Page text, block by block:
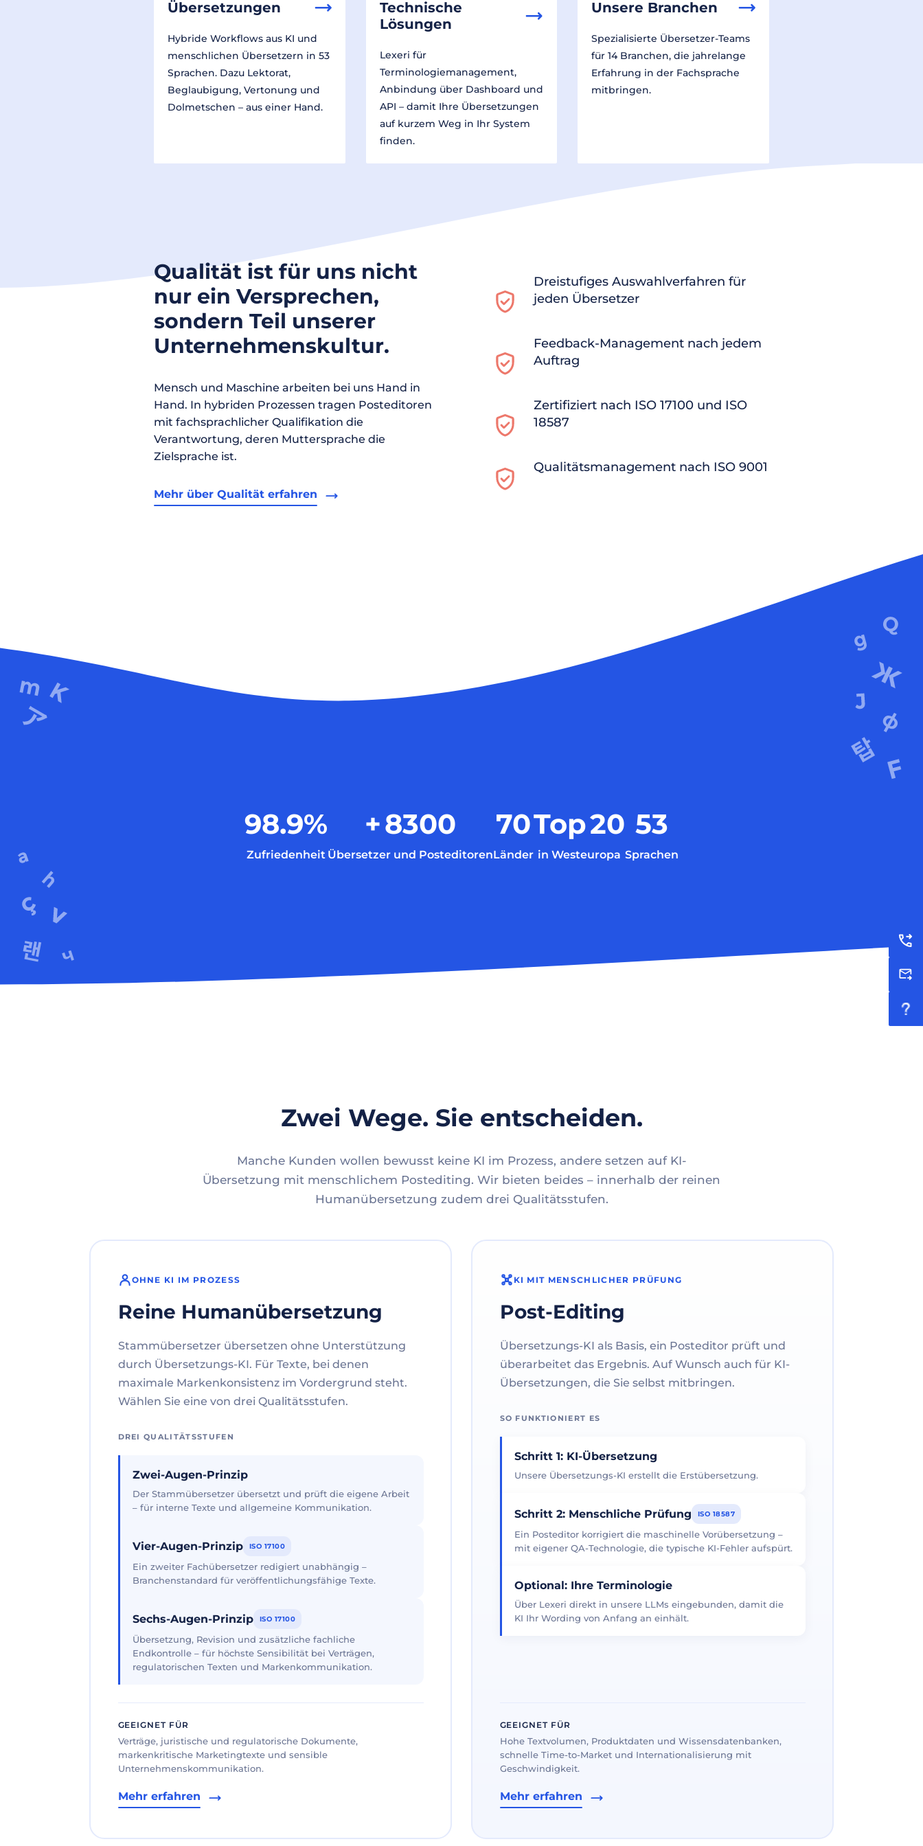
Übersetzungen
Hybride Workflows aus KI und
menschlichen Übersetzern in 53
Sprachen. Dazu Lektorat,
Beglaubigung, Vertonung und
Dolmetschen – aus einer Hand.
Technische
Lösungen
Lexeri für
Terminologiemanagement,
Anbindung über Dashboard und
API – damit Ihre Übersetzungen
auf kurzem Weg in Ihr System
finden.
Unsere Branchen
Spezialisierte Übersetzer-Teams
für 14 Branchen, die jahrelange
Erfahrung in der Fachsprache
mitbringen.
Qualität ist für uns nicht
nur ein Versprechen,
sondern Teil unserer
Unternehmenskultur.
Mensch und Maschine arbeiten bei uns Hand in
Hand. In hybriden Prozessen tragen Posteditoren
mit fachsprachlicher Qualifikation die
Verantwortung, deren Muttersprache die
Zielsprache ist.
Mehr über Qualität erfahren
Dreistufiges Auswahlverfahren für
jeden Übersetzer
Feedback-Management nach jedem
Auftrag
Zertifiziert nach ISO 17100 und ISO
18587
Qualitätsmanagement nach ISO 9001
98.9%
Zufriedenheit
+8300
Übersetzer und Posteditoren
70
Länder
Top20
in Westeuropa
53
Sprachen
Zwei Wege. Sie entscheiden.
Manche Kunden wollen bewusst keine KI im Prozess, andere setzen auf KI-
Übersetzung mit menschlichem Postediting. Wir bieten beides – innerhalb der reinen
Humanübersetzung zudem drei Qualitätsstufen.
OHNE KI IM PROZESS
Reine Humanübersetzung
Stammübersetzer übersetzen ohne Unterstützung
durch Übersetzungs-KI. Für Texte, bei denen
maximale Markenkonsistenz im Vordergrund steht.
Wählen Sie eine von drei Qualitätsstufen.
DREI QUALITÄTSSTUFEN
Zwei-Augen-Prinzip
Der Stammübersetzer übersetzt und prüft die eigene Arbeit
– für interne Texte und allgemeine Kommunikation.
Vier-Augen-Prinzip ISO 17100
Ein zweiter Fachübersetzer redigiert unabhängig –
Branchenstandard für veröffentlichungsfähige Texte.
Sechs-Augen-Prinzip ISO 17100
Übersetzung, Revision und zusätzliche fachliche
Endkontrolle – für höchste Sensibilität bei Verträgen,
regulatorischen Texten und Markenkommunikation.
GEEIGNET FÜR
Verträge, juristische und regulatorische Dokumente,
markenkritische Marketingtexte und sensible
Unternehmenskommunikation.
Mehr erfahren
KI MIT MENSCHLICHER PRÜFUNG
Post-Editing
Übersetzungs-KI als Basis, ein Posteditor prüft und
überarbeitet das Ergebnis. Auf Wunsch auch für KI-
Übersetzungen, die Sie selbst mitbringen.
SO FUNKTIONIERT ES
Schritt 1: KI-Übersetzung
Unsere Übersetzungs-KI erstellt die Erstübersetzung.
Schritt 2: Menschliche Prüfung ISO 18587
Ein Posteditor korrigiert die maschinelle Vorübersetzung –
mit eigener QA-Technologie, die typische KI-Fehler aufspürt.
Optional: Ihre Terminologie
Über Lexeri direkt in unsere LLMs eingebunden, damit die
KI Ihr Wording von Anfang an einhält.
GEEIGNET FÜR
Hohe Textvolumen, Produktdaten und Wissensdatenbanken,
schnelle Time-to-Market und Internationalisierung mit
Geschwindigkeit.
Mehr erfahren